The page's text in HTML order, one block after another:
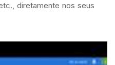
diretamente nos seus